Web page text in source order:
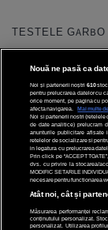
TESTELE GARBO
HOROSCOP
HOROSCOPUL
FORUMURI
TRATAMENTE
DICTIONARE
Nouă ne pasă ca
Noi și partenerii noștri 610
pentru prelucrarea datelor cu
orice moment, pe pagina cu
afecta navigarea.
Mai multe
Noi si partenerii nostri
de date analitice) prelucram
anunturile publicitare afisate
retelelor de socializare si
in legatura cu prelucrarea
Prin click pe “ACCEPT
dvs. cu privire la stocarea/
MODIFIC SETARILE
necesare pentru functionarea
Atât noi, cât și
Măsurarea performanței
conținutului personalizat.
personalizat. Utilizarea